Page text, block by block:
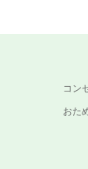
コン
おた